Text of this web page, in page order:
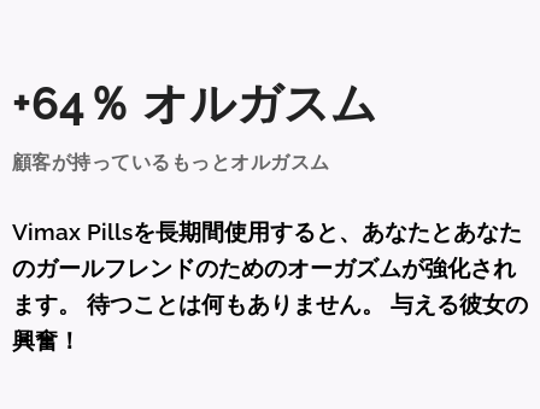
+64％ オルガスム
顧客が持っているもっとオルガスム
Vimax Pillsを長期間使用すると、あなたとあなた
のガールフレンドのためのオーガズムが強化され
ます。 待つことは何もありません。 与える彼女の
興奮！